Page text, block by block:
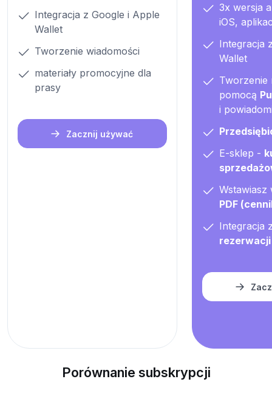
Integracja z Google i Apple
Wallet
Tworzenie wiadomości
materiały promocyjne dla
prasy
Zacznij używać
3x wersja
iOS,
Integracja
Wallet
Tworzenie
pomocą
i
E-sklep -
Wstawiasz
PDF
Integracja
rezerwacji
Porównanie subskrypcji